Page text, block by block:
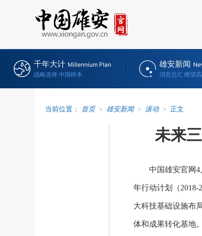
千年大计 Millennium Plan
战略选择 中国样本
雄安新闻
消息总汇 瞭望
当前位置： 首页 > 雄安新闻 > 滚动 > 正文
未来
中国雄安官网4
年行动计划（2018-
大科技基础设施布
体和成果转化基地。